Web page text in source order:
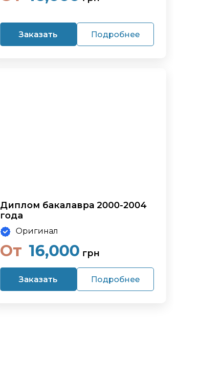
Заказать Подробнее
Диплом бакалавра 2000-2004
года
Оригинал
От 16,000 грн
Заказать Подробнее